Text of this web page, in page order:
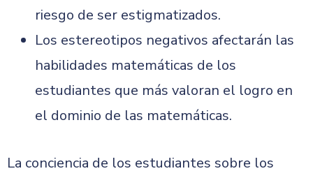
riesgo de ser estigmatizados.
Los estereotipos negativos afectarán las
habilidades matemáticas de los
estudiantes que más valoran el logro en
el dominio de las matemáticas.
La conciencia de los estudiantes sobre los